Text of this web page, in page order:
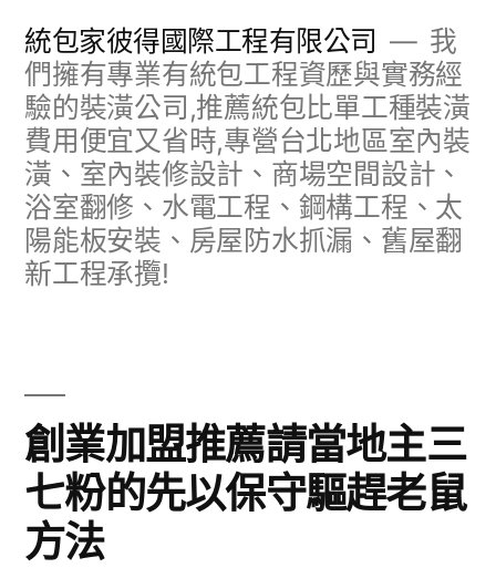
統包家彼得國際工程有限公司
我
們擁有專業有統包工程資歷與實務經
驗的裝潢公司,推薦統包比單工種裝潢
費用便宜又省時,專營台北地區室內裝
潢、室內裝修設計、商場空間設計、
浴室翻修、水電工程、鋼構工程、太
陽能板安裝、房屋防水抓漏、舊屋翻
新工程承攬!
創業加盟推薦請當地主三
七粉的先以保守驅趕老鼠
方法